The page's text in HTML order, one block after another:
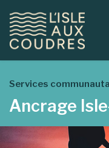
(Municipalité )
(Services )
Services
Ancrage